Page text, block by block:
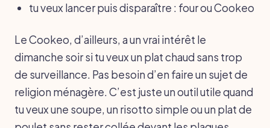
tu veux lancer puis disparaître : four ou Cookeo
Le Cookeo, d’ailleurs, a un vrai intérêt le
dimanche soir si tu veux un plat chaud sans trop
de surveillance. Pas besoin d’en faire un sujet de
religion ménagère. C’est juste un outil utile quand
tu veux une soupe, un risotto simple ou un plat de